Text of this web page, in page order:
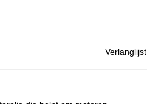
Verlanglijst